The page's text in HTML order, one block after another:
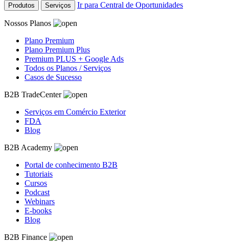
Produtos Serviços Ir para Central de Oportunidades
Nossos Planos
Plano Premium
Plano Premium Plus
Premium PLUS + Google Ads
Todos os Planos / Serviços
Casos de Sucesso
B2B TradeCenter
Serviços em Comércio Exterior
FDA
Blog
B2B Academy
Portal de conhecimento B2B
Tutoriais
Cursos
Podcast
Webinars
E-books
Blog
B2B Finance